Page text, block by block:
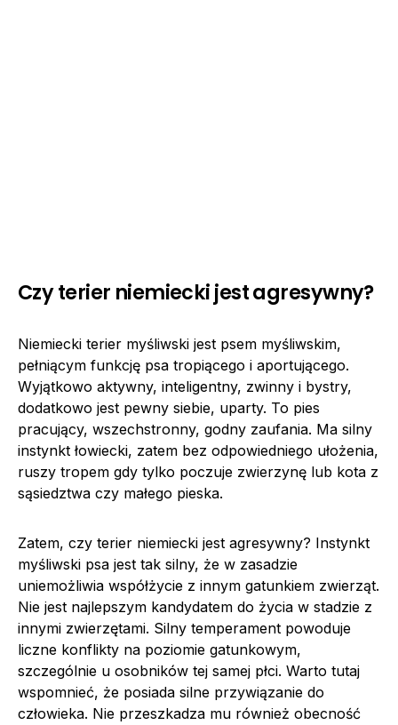
Czy terier niemiecki jest agresywny?
Niemiecki terier myśliwski jest psem myśliwskim,
pełniącym funkcję psa tropiącego i aportującego.
Wyjątkowo aktywny, inteligentny, zwinny i bystry,
dodatkowo jest pewny siebie, uparty. To pies
pracujący, wszechstronny, godny zaufania. Ma silny
instynkt łowiecki, zatem bez odpowiedniego ułożenia,
ruszy tropem gdy tylko poczuje zwierzynę lub kota z
sąsiedztwa czy małego pieska.
Zatem, czy terier niemiecki jest agresywny? Instynkt
myśliwski psa jest tak silny, że w zasadzie
uniemożliwia współżycie z innym gatunkiem zwierząt.
Nie jest najlepszym kandydatem do życia w stadzie z
innymi zwierzętami. Silny temperament powoduje
liczne konflikty na poziomie gatunkowym,
szczególnie u osobników tej samej płci. Warto tutaj
wspomnieć, że posiada silne przywiązanie do
człowieka. Nie przeszkadza mu również obecność